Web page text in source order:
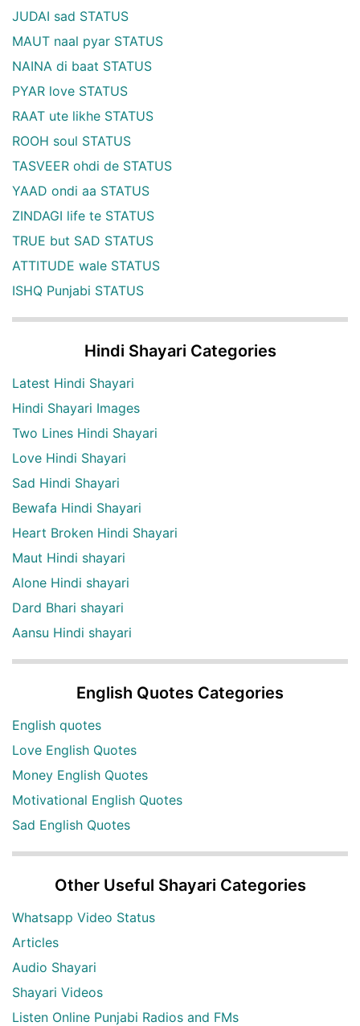
JUDAI sad STATUS
MAUT naal pyar STATUS
NAINA di baat STATUS
PYAR love STATUS
RAAT ute likhe STATUS
ROOH soul STATUS
TASVEER ohdi de STATUS
YAAD ondi aa STATUS
ZINDAGI life te STATUS
TRUE but SAD STATUS
ATTITUDE wale STATUS
ISHQ Punjabi STATUS
Hindi Shayari Categories
Latest Hindi Shayari
Hindi Shayari Images
Two Lines Hindi Shayari
Love Hindi Shayari
Sad Hindi Shayari
Bewafa Hindi Shayari
Heart Broken Hindi Shayari
Maut Hindi shayari
Alone Hindi shayari
Dard Bhari shayari
Aansu Hindi shayari
English Quotes Categories
English quotes
Love English Quotes
Money English Quotes
Motivational English Quotes
Sad English Quotes
Other Useful Shayari Categories
Whatsapp Video Status
Articles
Audio Shayari
Shayari Videos
Listen Online Punjabi Radios and FMs